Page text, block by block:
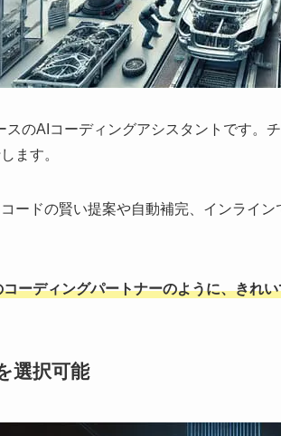
のAIコーディングアシスタントです。
ます。
ードの賢い提案や自動補完、インライ
ーディングパートナーのように、きれ
選択可能